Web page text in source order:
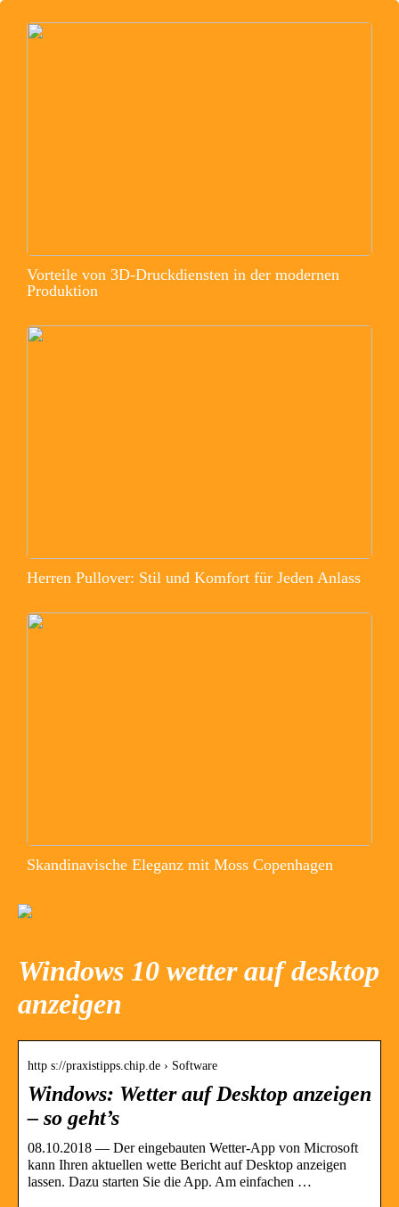
Vorteile von 3D-Druckdiensten in der modernen
Produktion
Herren Pullover: Stil und Komfort für Jeden Anlass
Skandinavische Eleganz mit Moss Copenhagen
Windows 10 wetter auf desktop
anzeigen
http s://praxistipps.chip.de › Software
Windows: Wetter auf Desktop anzeigen
– so geht’s
08.10.2018 — Der eingebauten Wetter-App von Microsoft
kann Ihren aktuellen wette Bericht auf Desktop anzeigen
lassen. Dazu starten Sie die App. Am einfachen …